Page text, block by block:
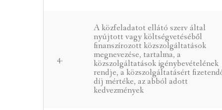
4.
A közfeladatot ellátó szerv által
nyújtott vagy költségvetéséből
finanszírozott közszolgáltatások
megnevezése, tartalma, a
közszolgáltatások igénybevételének
rendje, a közszolgáltatásért
díj mértéke, az abból adott
kedvezmények